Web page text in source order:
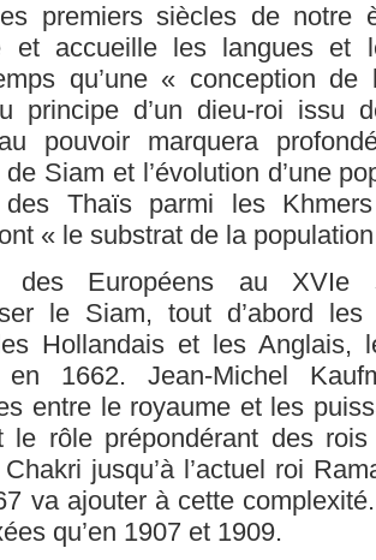
premiers siècles de notre
et accueille les langues et
qu’une « conception
principe d’un dieu-roi issu
pouvoir marquera
Siam et l’évolution d’une
des Thaïs parmi les
« le substrat de la
des Européens au
le Siam, tout d’abord
Hollandais et les Anglais,
en 1662. Jean-Michel
entre le royaume et les
le rôle prépondérant des rois
jusqu’à l’actuel roi
va ajouter à cette
qu’en 1907 et 1909.